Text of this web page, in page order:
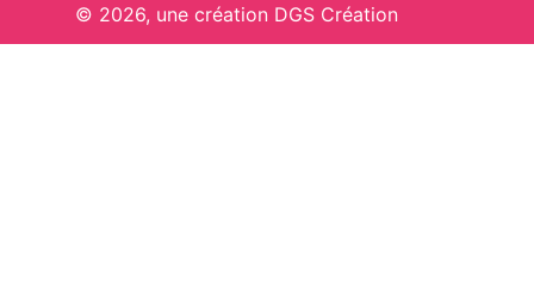
© 2026, une création DGS Création